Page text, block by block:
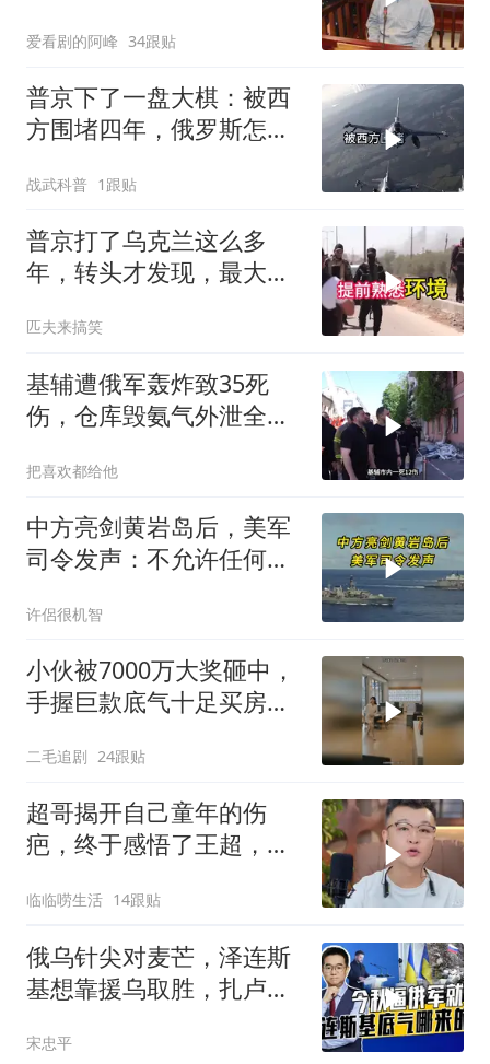
爱看剧的阿峰 34跟贴
普京下了一盘大棋：被西
方围堵四年，俄罗斯怎么
战武科普 1跟贴
普京打了乌克兰这么多
年，转头才发现，最大的
匹夫来搞笑
基辅遭俄军轰炸致35死
伤，仓库毁氨气外泄全城
把喜欢都给他
中方亮剑黄岩岛后，美军
司令发声：不允许任何国
许侶很机智
小伙被7000万大奖砸中，
手握巨款底气十足买房不
二毛追剧 24跟贴
超哥揭开自己童年的伤
疤，终于感悟了王超，他
临临唠生活 14跟贴
俄乌针尖对麦芒，泽连斯
基想靠援乌取胜，扎卢日
宋忠平